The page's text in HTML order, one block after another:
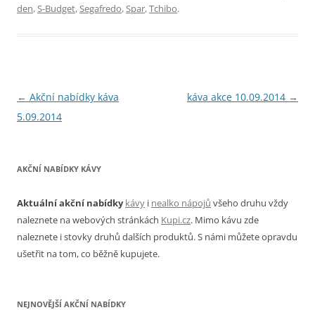
den,S-Budget,Segafredo,Spar,Tchibo.
Navigace
pro
← Akční nabídky káva
5.09.2014
káva akce 10.09.2014 →
AKČNÍ NABÍDKY KÁVY
Aktuální akční nabídky kávy i nealko nápojů všeho druhu vždy
naleznete na webových stránkách Kupi.cz. Mimo kávu zde
naleznete i stovky druhů dalších produktů. S námi můžete opravdu
ušetřit na tom, co běžně kupujete.
NEJNOVĚJŠÍ AKČNÍ NABÍDKY